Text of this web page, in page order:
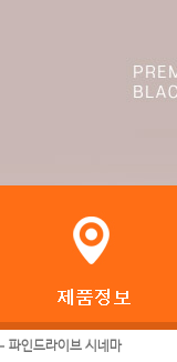
파인드라이브 시네마